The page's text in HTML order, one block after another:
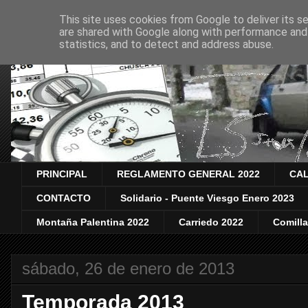
PRINCIPAL REGLAMENTO GENERAL 2022
CONTACTO Solidario - Puente Viesgo Enero 2023
Montaña Palentina 2022 Carriedo 2022
sábado, 26 de enero de 2013
Temporada 2013
This site uses cookies from Google to deliver its
are shared with Google along with performance
statistics, and to detect and address abuse.